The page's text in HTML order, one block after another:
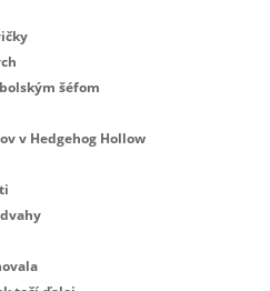
šéfom
v Hedgehog Hollow